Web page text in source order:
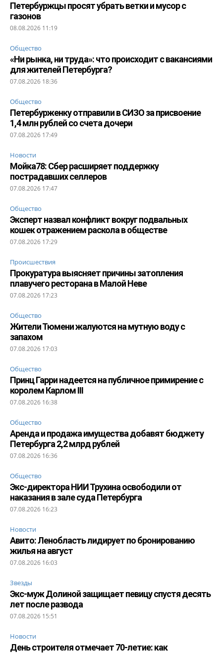
Петербуржцы просят убрать ветки и мусор с
газонов
08.08.2026 11:19
Общество
«Ни рынка, ни труда»: что происходит с вакансиями
для жителей Петербурга?
07.08.2026 18:36
Общество
Петербурженку отправили в СИЗО за присвоение
1,4 млн рублей со счета дочери
07.08.2026 17:49
Новости
Мойка78: Сбер расширяет поддержку
пострадавших селлеров
07.08.2026 17:47
Общество
Эксперт назвал конфликт вокруг подвальных
кошек отражением раскола в обществе
07.08.2026 17:29
Происшествия
Прокуратура выясняет причины затопления
плавучего ресторана в Малой Неве
07.08.2026 17:23
Общество
Жители Тюмени жалуются на мутную воду с
запахом
07.08.2026 17:03
Общество
Принц Гарри надеется на публичное примирение с
королем Карлом III
07.08.2026 16:38
Общество
Аренда и продажа имущества добавят бюджету
Петербурга 2,2 млрд рублей
07.08.2026 16:36
Общество
Экс-директора НИИ Трухина освободили от
наказания в зале суда Петербурга
07.08.2026 16:23
Новости
Авито: Ленобласть лидирует по бронированию
жилья на август
07.08.2026 16:03
Звезды
Экс-муж Долиной защищает певицу спустя десять
лет после развода
07.08.2026 15:51
Новости
День строителя отмечает 70-летие: как